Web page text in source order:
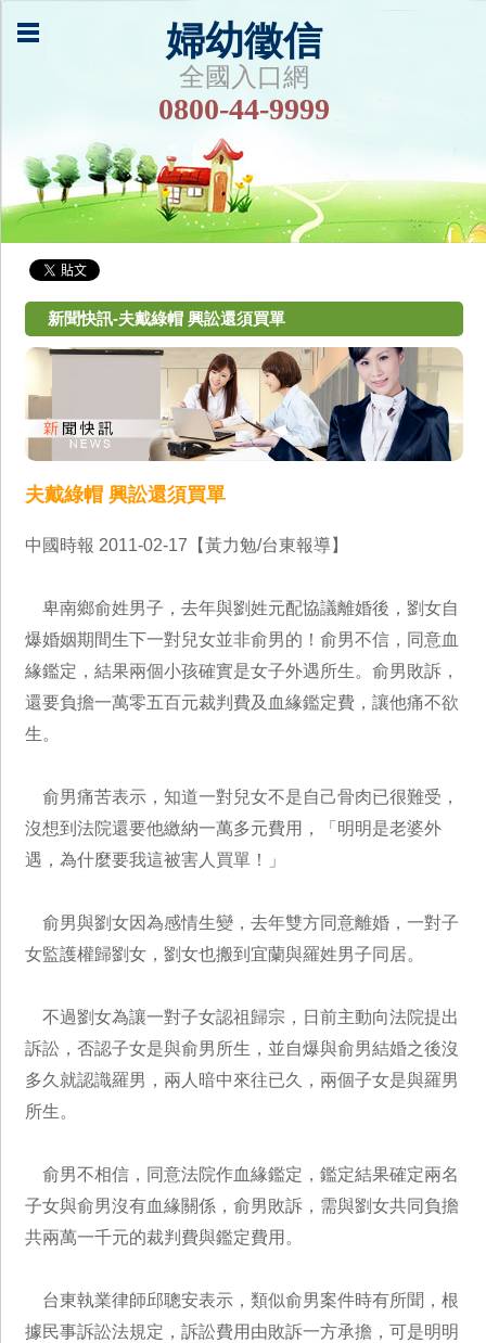
婦幼徵信
全國入口網
0800-44-9999
新聞快訊-夫戴綠帽 興訟還須買單
夫戴綠帽 興訟還須買單
中國時報 2011-02-17【黃力勉/台東報導】
卑南鄉俞姓男子，去年與劉姓元配協議離婚後，劉女自
爆婚姻期間生下一對兒女並非俞男的！俞男不信，同意血
緣鑑定，結果兩個小孩確實是女子外遇所生。俞男敗訴，
還要負擔一萬零五百元裁判費及血緣鑑定費，讓他痛不欲
生。
俞男痛苦表示，知道一對兒女不是自己骨肉已很難受，
沒想到法院還要他繳納一萬多元費用，「明明是老婆外
遇，為什麼要我這被害人買單！」
俞男與劉女因為感情生變，去年雙方同意離婚，一對子
女監護權歸劉女，劉女也搬到宜蘭與羅姓男子同居。
不過劉女為讓一對子女認祖歸宗，日前主動向法院提出
訴訟，否認子女是與俞男所生，並自爆與俞男結婚之後沒
多久就認識羅男，兩人暗中來往已久，兩個子女是與羅男
所生。
俞男不相信，同意法院作血緣鑑定，鑑定結果確定兩名
子女與俞男沒有血緣關係，俞男敗訴，需與劉女共同負擔
共兩萬一千元的裁判費與鑑定費用。
台東執業律師邱聰安表示，類似俞男案件時有所聞，根
據民事訴訟法規定，訴訟費用由敗訴一方承擔，可是明明